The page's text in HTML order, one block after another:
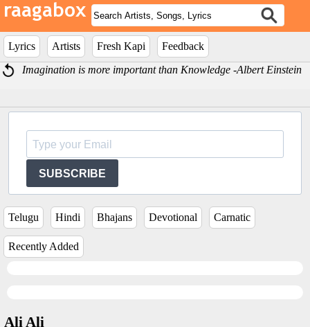
Lyrics Artists Fresh Kapi
Feedback
Imagination is more important than Knowledge -Albert Einstein
SUBSCRIBE
Telugu Hindi Bhajans Devotional Carnatic
Recently Added
Ali Ali